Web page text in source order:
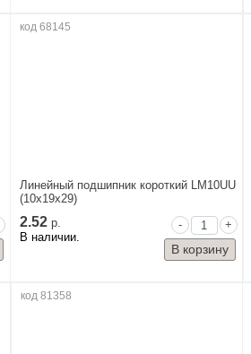
код 68145
Линейный подшипник короткий LM10UU
(10x19x29)
2.52 р.
В наличии.
- +
код 81358